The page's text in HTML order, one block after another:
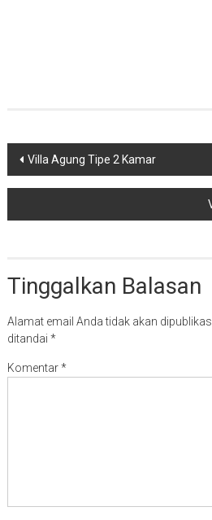
Navigasi
pos
Villa Agung Tipe 2 Kamar
Tinggalkan Balasan
Alamat email Anda tidak akan
ditandai *
Komentar*